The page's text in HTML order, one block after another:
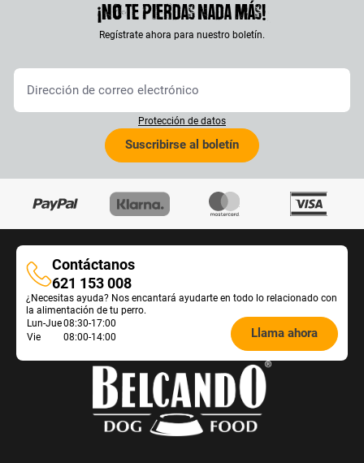
¡No te pierdas nada más!
Regístrate ahora para nuestro boletín.
Protección de datos
Suscribirse al boletín
Contáctanos
Contáctanos
621 153 008
¿Necesitas ayuda? Nos encantará ayudarte en todo lo relacionado con
la alimentación de tu perro.
Öffnungszeiten
Futterberatung:
Lun-Jue08:30-17:00
Vie
08:00-14:00 Llama ahora